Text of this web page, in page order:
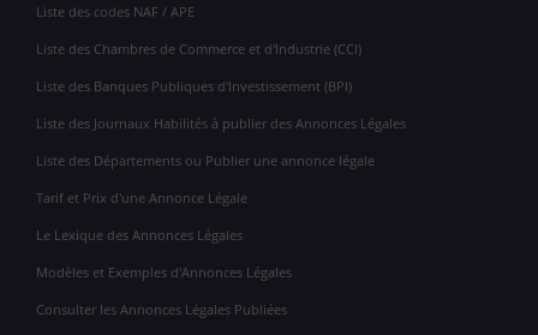
Liste des codes NAF / APE
Liste des Chambres de Commerce et d'Industrie (CCI)
Liste des Banques Publiques d'Investissement (BPI)
Liste des Journaux Habilités à publier des Annonces Légales
Liste des Départements ou Publier une annonce légale
Tarif et Prix d'une Annonce Légale
Le Lexique des Annonces Légales
Modèles et Exemples d'Annonces Légales
Consulter les Annonces Légales Publiées